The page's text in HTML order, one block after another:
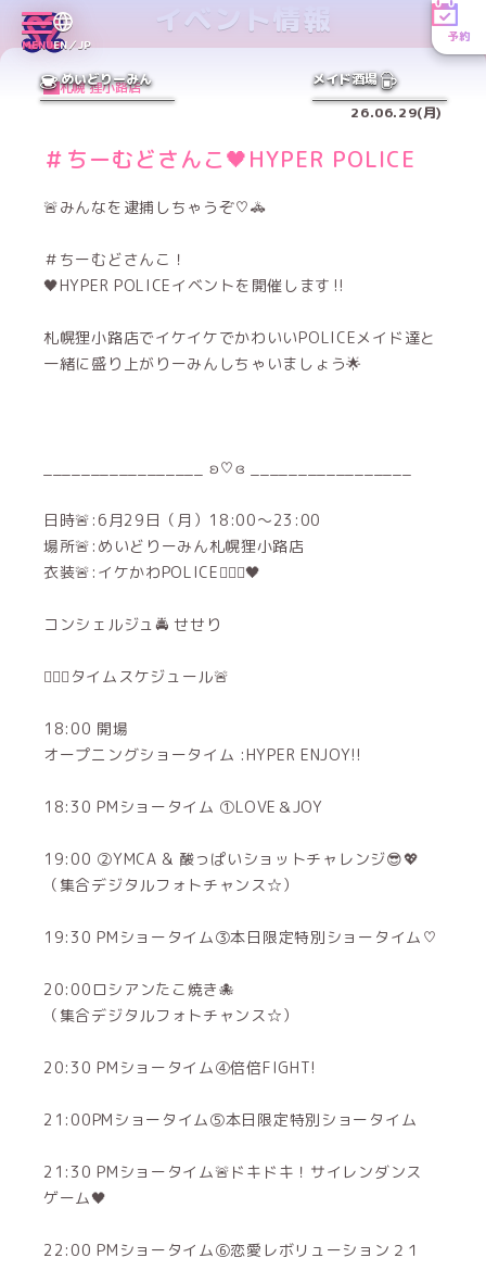
MENUEN／JP
予約
めいどりーみん メイド酒場
イベント情報
札幌 狸小路店
26.06.29(月)
＃ちーむどさんこ🖤HYPER POLICE
🚨みんなを逮捕しちゃうぞ♡🚓
＃ちーむどさんこ！
🖤HYPER POLICEイベントを開催します‼️
札幌狸小路店でイケイケでかわいいPOLICEメイド達と
一緒に盛り上がりーみんしちゃいましょう🌟
_________________ ʚ♡ɞ _________________
日時🚨:6月29日（月）18:00～23:00
場所🚨:めいどりーみん札幌狸小路店
衣装🚨:イケかわPOLICE👮🏻‍♀️🖤
コンシェルジュ🚔 せせり
👮🏻‍♀️タイムスケジュール🚨
18:00 開場
オープニングショータイム :HYPER ENJOY!!
18:30 PMショータイム ①LOVE＆JOY
19:00 ②YMCA & 酸っぱいショットチャレンジ😎💖
（集合デジタルフォトチャンス☆）
19:30 PMショータイム③本日限定特別ショータイム♡
20:00ロシアンたこ焼き🐙
（集合デジタルフォトチャンス☆）
20:30 PMショータイム④倍倍FIGHT!
21:00PMショータイム⑤本日限定特別ショータイム
21:30 PMショータイム🚨ドキドキ！サイレンダンス
ゲーム🖤
22:00 PMショータイム⑥恋愛レボリューション２１